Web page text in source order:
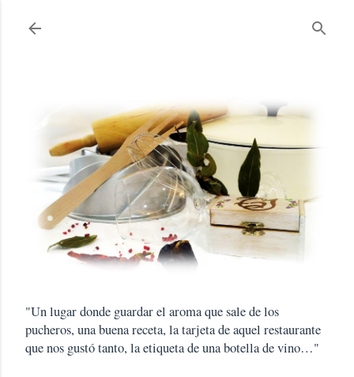
"Un lugar donde guardar el aroma que sale de los
pucheros, una buena receta, la tarjeta de aquel restaurante
que nos gustó tanto, la etiqueta de una botella de vino…"